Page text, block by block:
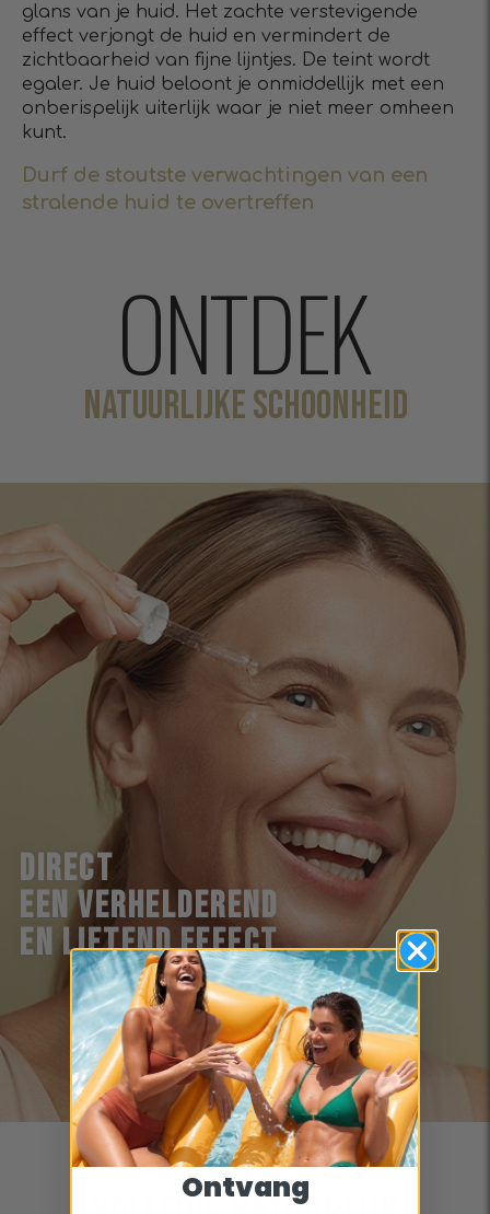
glans van je huid. Het zachte verstevigende
effect verjongt de huid en vermindert de
zichtbaarheid van fijne lijntjes. De teint wordt
egaler. Je huid beloont je onmiddellijk met een
onberispelijk uiterlijk waar je niet meer omheen
kunt.
Durf de stoutste verwachtingen van een
stralende huid te overtreffen
ONTDEK
NATUURLIJKE SCHOONHEID
DIRECT
EEN VERHELDEREND
EN LIFTEND EFFECT
Ontvang